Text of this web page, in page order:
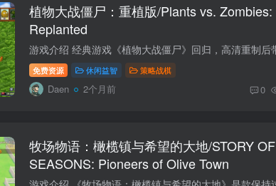
植物大战僵尸：重植版/Plants vs. Zombies:
Replanted
免费资源 休闲益智 策略战棋
Daen 2个月前 0
牧场物语：橄榄镇与希望的大地/STORY OF
SEASONS: Pioneers of Olive Town